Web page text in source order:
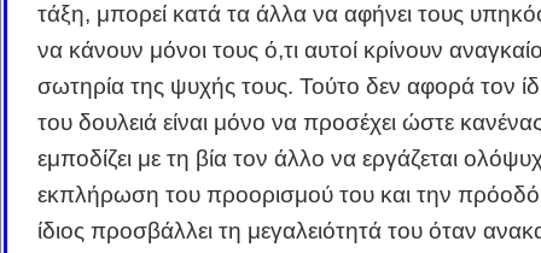
τάξη, μπορεί κατά τα άλλα να αφήνει τους
να κάνουν μόνοι τους ό,τι αυτοί κρίνουν
σωτηρία της ψυχής τους. Τούτο δεν αφορά τον
του δουλειά είναι μόνο να προσέχει ώστε
εμποδίζει με τη βία τον άλλο να εργάζεται
εκπλήρωση του προορισμού του και την
ίδιος προσβάλλει τη μεγαλειότητά του όταν